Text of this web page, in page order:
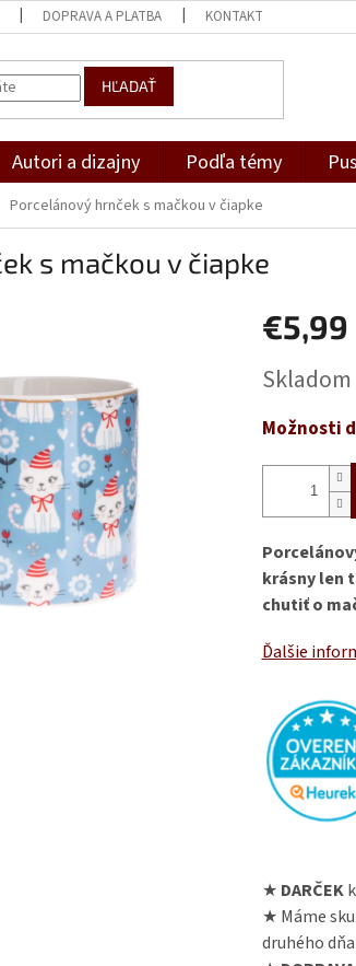
DOPRAVA A PLATBA KONTAKT
HĽADAŤ
Autori a dizajny Podľa témy
Porcelánový hrnček s mačkou v čiapke
s mačkou v čiapke
€5,99
cena:
Skladom
Možnosti
krásny len
chutiť o
Ďalšie
★ DARČEK
★ Máme
druhého dňa